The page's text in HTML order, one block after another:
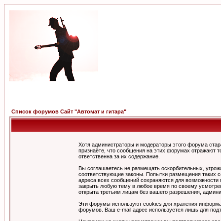
Список форумов Сайт "Автомат и гитара"
Хотя администраторы и модераторы этого форума
признаёте, что сообщения на этих форумах отражают
ответственна за их содержание.
Вы соглашаетесь не размещать оскорбительных,
соответствующие законы. Попытки размещения таких
адреса всех сообщений сохраняются для
закрыть любую тему в любое время по своему
открыта третьим лицам без вашего разрешения,
Эти форумы используют cookies для хранения
форумов. Ваш e-mail адрес используется лишь для